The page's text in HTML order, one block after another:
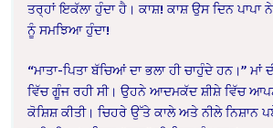
ਤਰ੍ਹਾਂ ਇਕੱਲਾ ਹੁੰਦਾ ਹੈ। ਕਾਸ਼! ਕਾਸ਼ ਉਸ ਦਿਨ
ਨੂੰ ਸਮਝਿਆ ਹੁੰਦਾ!
“ਮਾਤਾ-ਪਿਤਾ ਬੱਚਿਆਂ ਦਾ ਭਲਾ ਹੀ ਚਾਹੁੰਦੇ ਹਨ।”
ਵਿੱਚ ਗੂੰਜ ਰਹੀ ਸੀ। ਉਹਨੇ ਆਦਮਕੱਦ ਸ਼ੀਸ਼ੇ ਵਿੱਚ
ਕੋਸ਼ਿਸ਼ ਕੀਤੀ। ਚਿਹਰੇ ਉੱਤੇ ਕਾਲੇ ਅਤੇ ਨੀਲੇ ਨਿਸ਼ਾਨ